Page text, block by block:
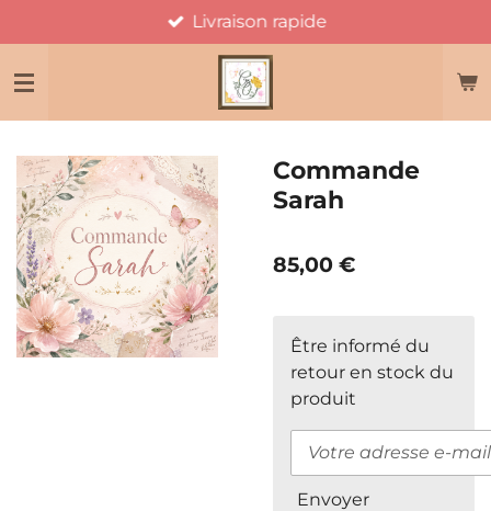
au
contenu
Livraison rapide
Commande
Sarah
85,00 €
Être informé du
retour en stock du
produit
Envoyer